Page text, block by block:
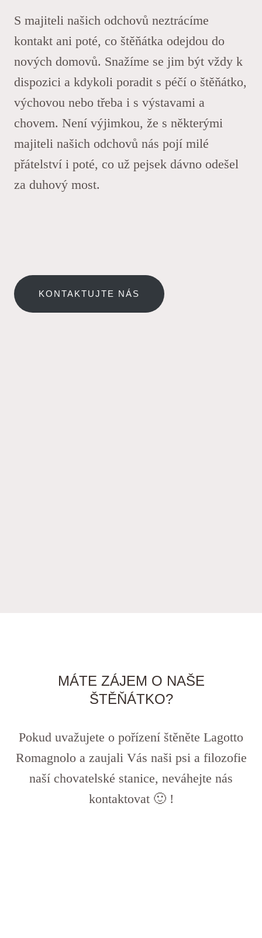
S majiteli našich odchovů neztrácíme
kontakt ani poté, co štěňátka odejdou do
nových domovů. Snažíme se jim být vždy k
dispozici a kdykoli poradit s péčí o štěňátko,
výchovou nebo třeba i s výstavami a
chovem. Není výjimkou, že s některými
majiteli našich odchovů nás pojí milé
přátelství i poté, co už pejsek dávno odešel
za duhový most.
KONTAKTUJTE NÁS
MÁTE ZÁJEM O NAŠE
ŠTĚŇÁTKO?
Pokud uvažujete o pořízení štěněte Lagotto
Romagnolo a zaujali Vás naši psi a filozofie
naší chovatelské stanice, neváhejte nás
kontaktovat 🙂 !